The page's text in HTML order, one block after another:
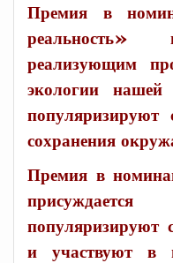
Премия в
реальность»
реализующим
экологии нашей
популяризируют
сохранения
Премия в
популяризируют
и участвуют в